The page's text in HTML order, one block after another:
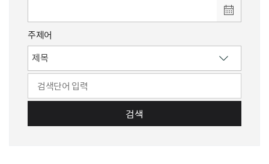
주제어
검색